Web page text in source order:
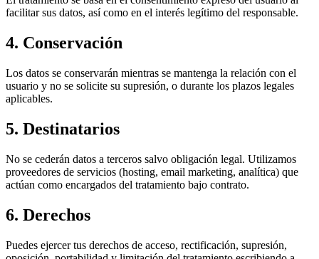
facilitar sus datos, así como en el interés legítimo del responsable.
4. Conservación
Los datos se conservarán mientras se mantenga la relación con el
usuario y no se solicite su supresión, o durante los plazos legales
aplicables.
5. Destinatarios
No se cederán datos a terceros salvo obligación legal. Utilizamos
proveedores de servicios (hosting, email marketing, analítica) que
actúan como encargados del tratamiento bajo contrato.
6. Derechos
Puedes ejercer tus derechos de acceso, rectificación, supresión,